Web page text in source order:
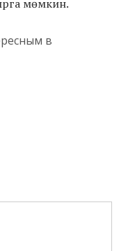
мөмкин.
в